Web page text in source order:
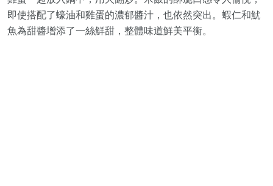
即使搭配了蠔油和雞蛋的濃郁醬汁，也依然突出。蝦仁和魷
魚為甜醬增添了一絲鮮甜，整體味道鮮美平衡。